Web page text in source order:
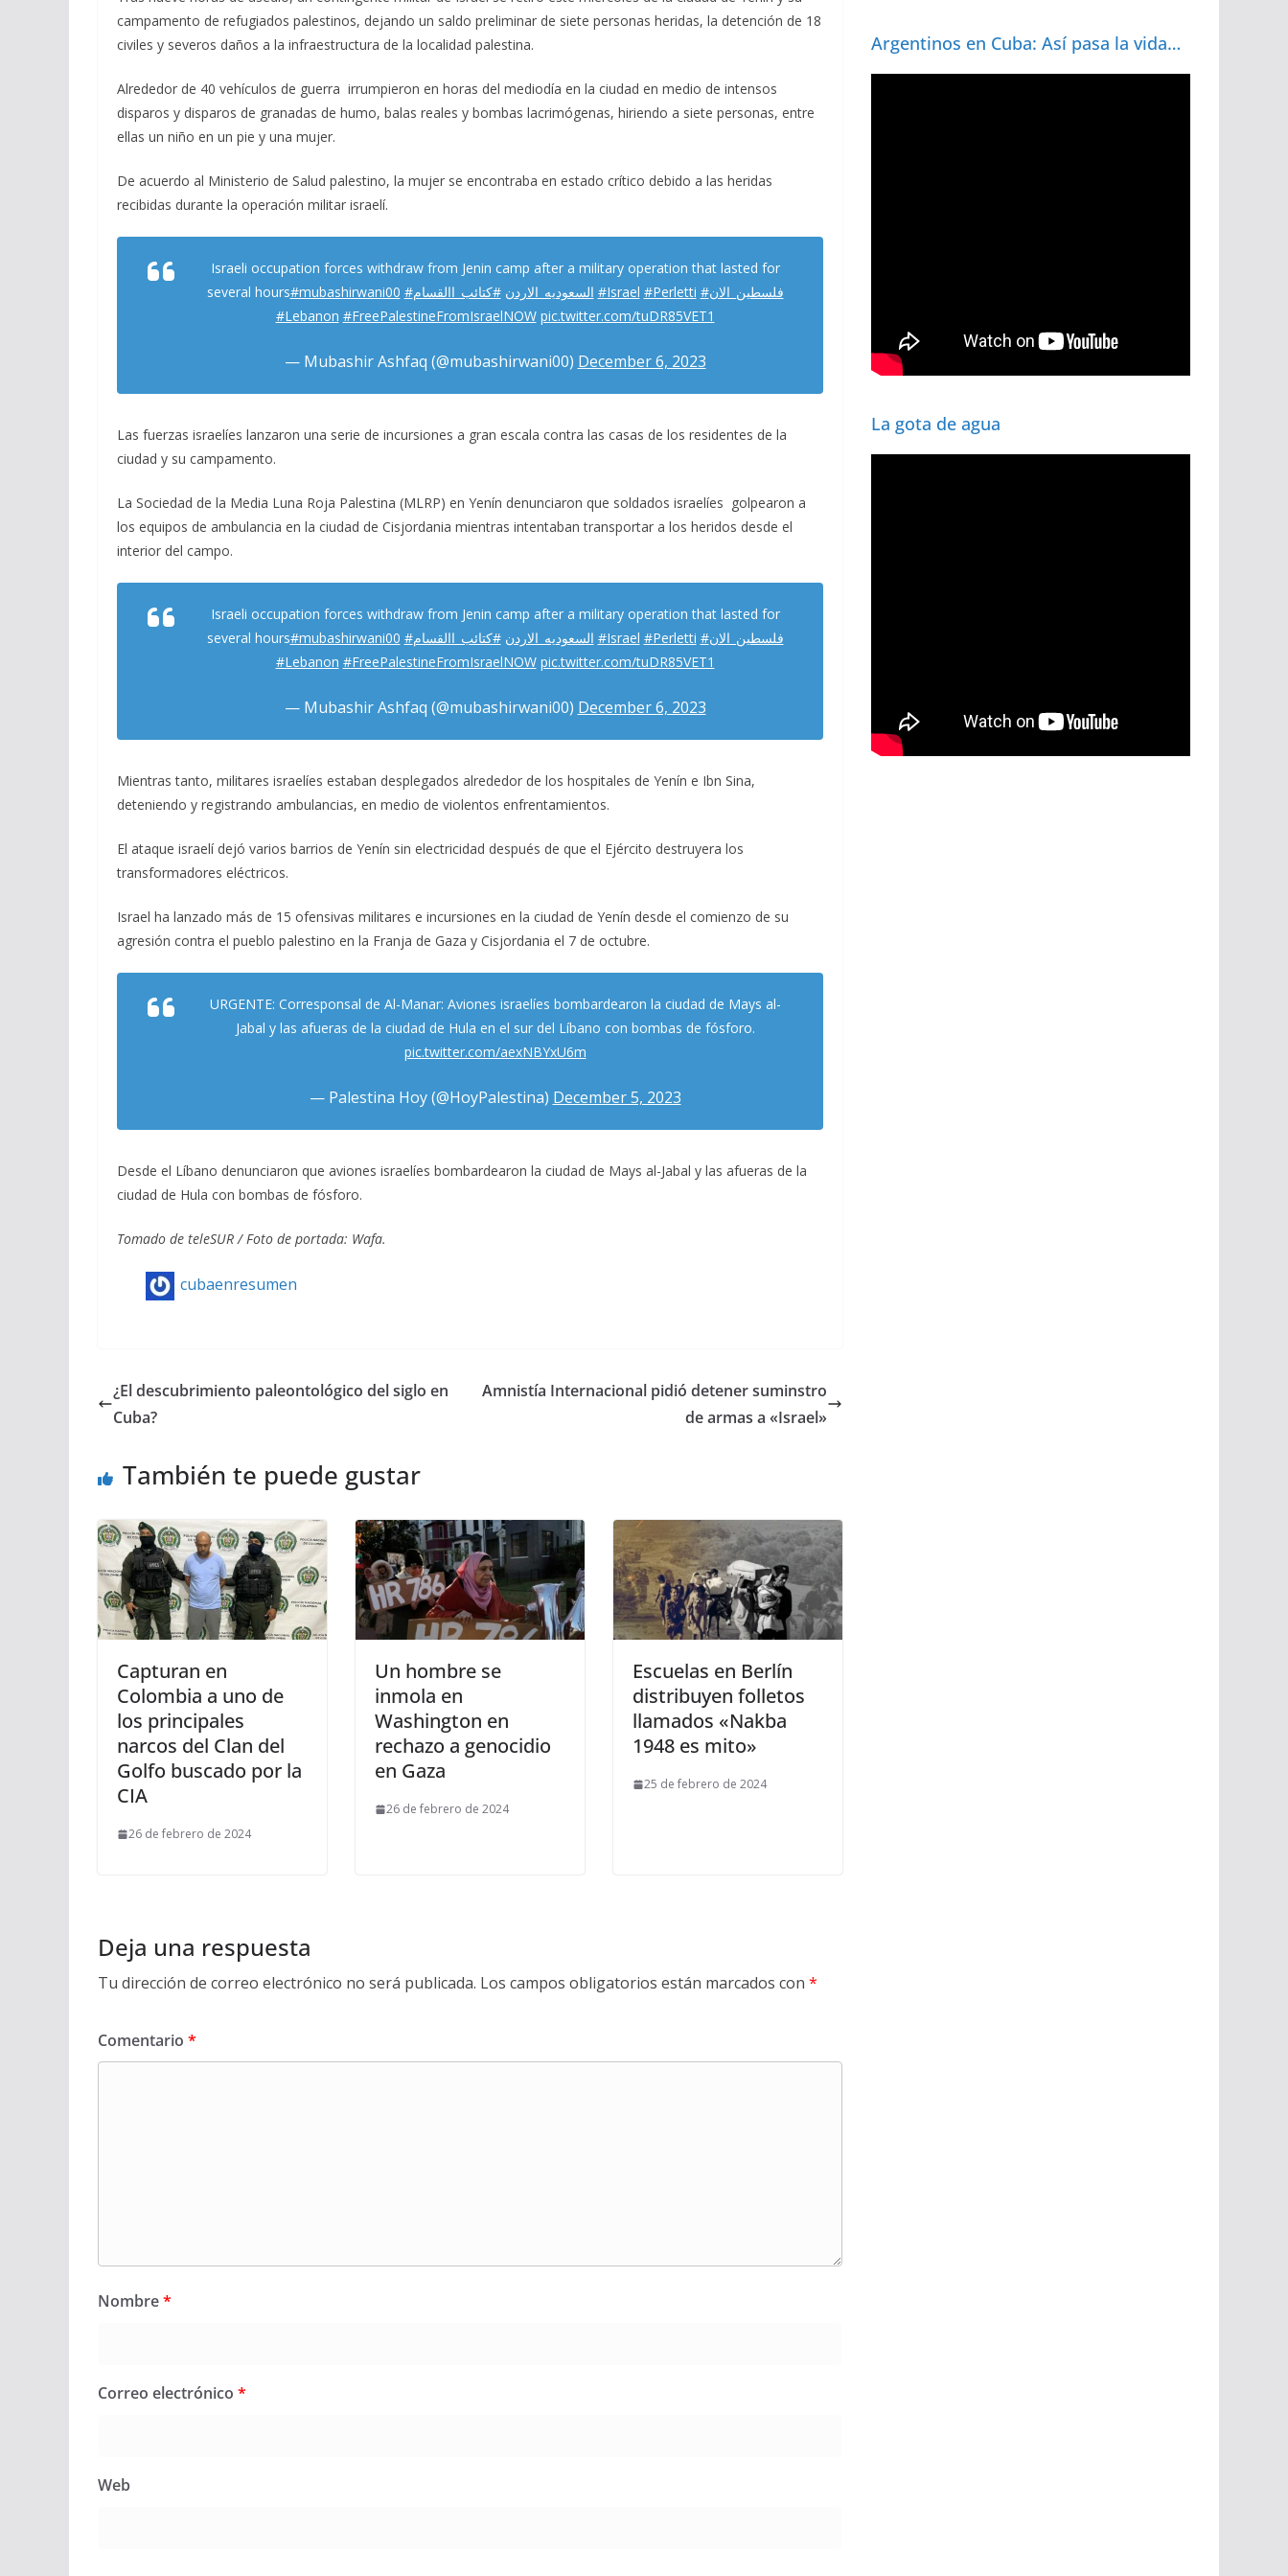
e
b
o
k
e
gr
a
m
at
s
p
p
ai
l
m
p
ti
campamento de refugiados palestinos, dejando un saldo preliminar de siete personas heridas, la detención de 18
civiles y severos daños a la infraestructura de la localidad palestina.
Alrededor de 40 vehículos de guerra irrumpieron en horas del mediodía en la ciudad en medio de intensos
disparos y disparos de granadas de humo, balas reales y bombas lacrimógenas, hiriendo a siete personas, entre
ellas un niño en un pie y una mujer.
De acuerdo al Ministerio de Salud palestino, la mujer se encontraba en estado crítico debido a las heridas
recibidas durante la operación militar israelí.
Israeli occupation forces withdraw from Jenin camp after a military operation that lasted for
several hours#mubashirwani00 #السعوديه_الاردن #كتائب_االقسام #Israel #Perletti
#فلسطين_الان
#Lebanon #FreePalestineFromIsraelNOW pic.twitter.com/tuDR85VET1
— Mubashir Ashfaq (@mubashirwani00) December 6, 2023
Las fuerzas israelíes lanzaron una serie de incursiones a gran escala contra las casas de los residentes de la
ciudad y su campamento.
La Sociedad de la Media Luna Roja Palestina (MLRP) en Yenín denunciaron que soldados israelíes golpearon a
los equipos de ambulancia en la ciudad de Cisjordania mientras intentaban transportar a los heridos desde el
interior del campo.
Israeli occupation forces withdraw from Jenin camp after a military operation that lasted for
several hours#mubashirwani00 #السعوديه_الاردن #كتائب_االقسام #Israel #Perletti
#فلسطين_الان
#Lebanon #FreePalestineFromIsraelNOW pic.twitter.com/tuDR85VET1
— Mubashir Ashfaq (@mubashirwani00) December 6, 2023
Mientras tanto, militares israelíes estaban desplegados alrededor de los hospitales de Yenín e Ibn Sina,
deteniendo y registrando ambulancias, en medio de violentos enfrentamientos.
El ataque israelí dejó varios barrios de Yenín sin electricidad después de que el Ejército destruyera los
transformadores eléctricos.
Israel ha lanzado más de 15 ofensivas militares e incursiones en la ciudad de Yenín desde el comienzo de su
agresión contra el pueblo palestino en la Franja de Gaza y Cisjordania el 7 de octubre.
URGENTE: Corresponsal de Al-Manar: Aviones israelíes bombardearon la ciudad de Mays al-
Jabal y las afueras de la ciudad de Hula en el sur del Líbano con bombas de fósforo.
pic.twitter.com/aexNBYxU6m
— Palestina Hoy (@HoyPalestina) December 5, 2023
Desde el Líbano denunciaron que aviones israelíes bombardearon la ciudad de Mays al-Jabal y las afueras de la
ciudad de Hula con bombas de fósforo.
Tomado de teleSUR / Foto de portada: Wafa.
cubaenresumen
¿El descubrimiento paleontológico del siglo en
Cuba?
Amnistía Internacional pidió detener suminstro
de armas a «Israel»
También te puede gustar
Capturan en
Colombia a uno de
los principales
narcos del Clan del
Golfo buscado por la
CIA
26 de febrero de 2024
Un hombre se
inmola en
Washington en
rechazo a genocidio
en Gaza
26 de febrero de 2024
Escuelas en Berlín
distribuyen folletos
llamados «Nakba
1948 es mito»
25 de febrero de 2024
Deja una respuesta
Tu dirección de correo electrónico no será publicada. Los campos obligatorios están marcados con *
Comentario *
Nombre*
Correo electrónico *
Web
Argentinos en Cuba: Así pasa la vida…
La gota de agua